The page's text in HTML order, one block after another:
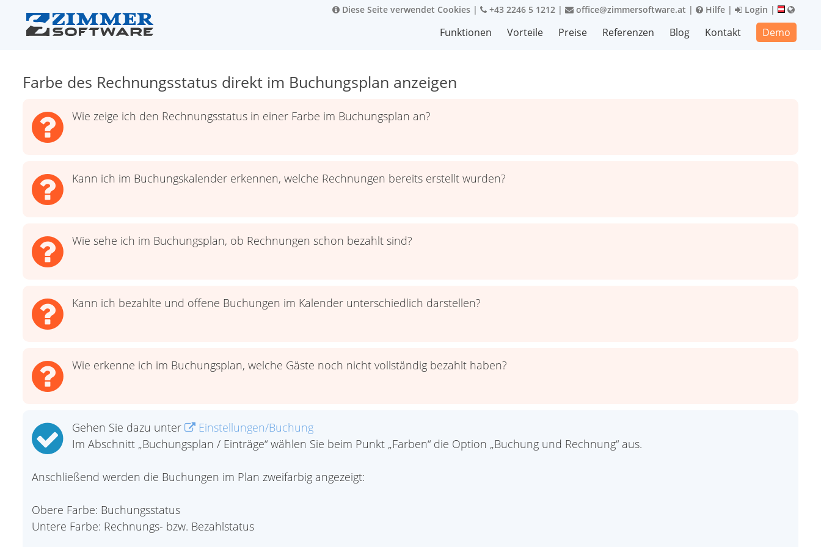
Diese Seite verwendet Cookies | +43 2246 5 1212 | office@zimmersoftware.at | Hilfe | Login |
Funktionen Vorteile Preise Referenzen Blog Kontakt Demo
Farbe des Rechnungsstatus direkt im Buchungsplan anzeigen
Wie zeige ich den Rechnungsstatus in einer Farbe im Buchungsplan an?
Kann ich im Buchungskalender erkennen, welche Rechnungen bereits erstellt wurden?
Wie sehe ich im Buchungsplan, ob Rechnungen schon bezahlt sind?
Kann ich bezahlte und offene Buchungen im Kalender unterschiedlich darstellen?
Wie erkenne ich im Buchungsplan, welche Gäste noch nicht vollständig bezahlt haben?
Gehen Sie dazu unter
Einstellungen/Buchung
Im Abschnitt „Buchungsplan / Einträge“ wählen Sie beim Punkt „Farben“ die Option „Buchung und Rechnung“ aus.
Anschließend werden die Buchungen im Plan zweifarbig angezeigt:
Obere Farbe: Buchungsstatus
Untere Farbe: Rechnungs- bzw. Bezahlstatus